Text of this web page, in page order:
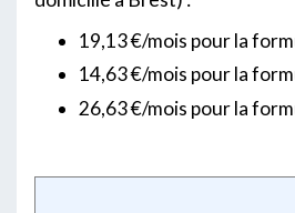
19,13 €/mois pour la
14,63 €/mois pour la
26,63 €/mois pour la